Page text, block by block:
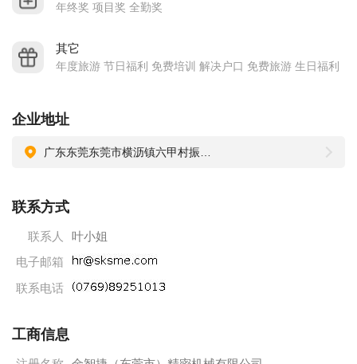
年终奖 项目奖 全勤奖
其它
年度旅游 节日福利 免费培训 解决户口 免费旅游 生日福利
企业地址
联系方式
联系人
叶小姐
电子邮箱
联系电话
工商信息